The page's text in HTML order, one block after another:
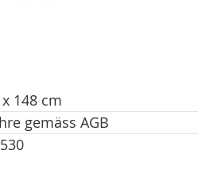
148 cm
gemäss AGB